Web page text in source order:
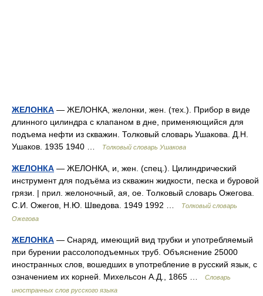
ЖЕЛОНКА — ЖЕЛОНКА, желонки, жен. (тех.). Прибор в виде
длинного цилиндра с клапаном в дне, применяющийся для
подъема нефти из скважин. Толковый словарь Ушакова. Д.Н.
Ушаков. 1935 1940 …
Толковый словарь Ушакова
ЖЕЛОНКА — ЖЕЛОНКА, и, жен. (спец.). Цилиндрический
инструмент для подъёма из скважин жидкости, песка и буровой
грязи. | прил. желоночный, ая, ое. Толковый словарь Ожегова.
С.И. Ожегов, Н.Ю. Шведова. 1949 1992 …
Толковый словарь
Ожегова
ЖЕЛОНКА — Снаряд, имеющий вид трубки и употребляемый
при бурении рассолоподъемных труб. Объяснение 25000
иностранных слов, вошедших в употребление в русский язык, с
означением их корней. Михельсон А.Д., 1865 …
Словарь
иностранных слов русского языка